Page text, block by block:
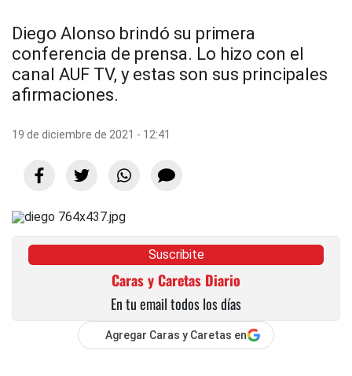
Diego Alonso brindó su primera
conferencia de prensa. Lo hizo con el
canal AUF TV, y estas son sus principales
afirmaciones.
19 de diciembre de 2021 - 12:41
Suscribite
Caras y Caretas Diario
En tu email todos los días
Agregar Caras y Caretas en